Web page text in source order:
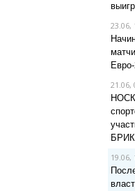
23.06,
21.06,
НОСК
19.06,